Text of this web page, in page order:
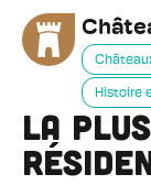
PRÉCÉDENT
SUIVANT
Histoire
La